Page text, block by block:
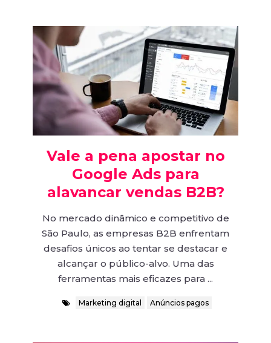
Vale a pena apostar no
Google Ads para
alavancar vendas B2B?
No mercado dinâmico e competitivo de
São Paulo, as empresas B2B enfrentam
desafios únicos ao tentar se destacar e
alcançar o público-alvo. Uma das
ferramentas mais eficazes para ...
Marketing digital Anúncios pagos